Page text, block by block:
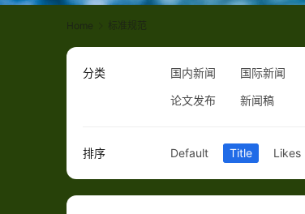
Home 标准规范
分类 国内新闻 国际新闻
论文发布
新闻稿
排序 Default Title Likes